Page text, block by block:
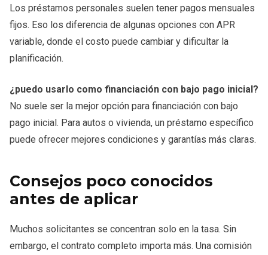
Los préstamos personales suelen tener pagos mensuales
fijos. Eso los diferencia de algunas opciones con APR
variable, donde el costo puede cambiar y dificultar la
planificación.
¿puedo usarlo como financiación con bajo pago inicial?
No suele ser la mejor opción para financiación con bajo
pago inicial. Para autos o vivienda, un préstamo específico
puede ofrecer mejores condiciones y garantías más claras.
Consejos poco conocidos
antes de aplicar
Muchos solicitantes se concentran solo en la tasa. Sin
embargo, el contrato completo importa más. Una comisión